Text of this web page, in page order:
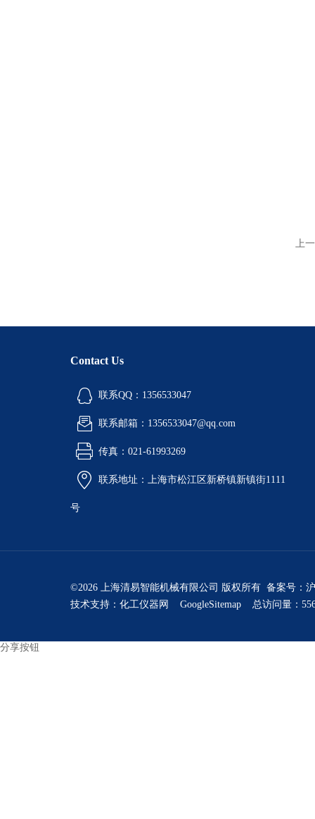
上
Contact Us
联系QQ：1356533047
联系邮箱：1356533047@qq.com
传真：021-61993269
联系地址：上海市松江区新桥镇新镇街1111
号
©2026 上海清易智能机械有限公司 版权所有 备案号：
技术支持： 化工仪器网 GoogleSitemap 总访问量：
分享按钮